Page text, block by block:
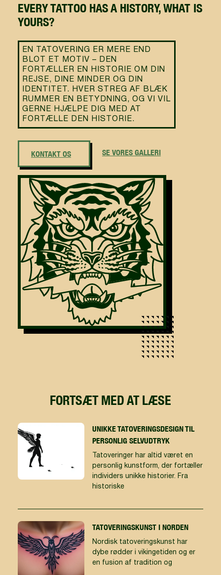
EVERY TATTOO HAS A HISTORY, WHAT IS
YOURS?
EN TATOVERING ER MERE END
BLOT ET MOTIV – DEN
FORTÆLLER EN HISTORIE OM DIN
REJSE, DINE MINDER OG DIN
IDENTITET. HVER STREG AF BLÆK
RUMMER EN BETYDNING, OG VI VIL
GERNE HJÆLPE DIG MED AT
FORTÆLLE DEN HISTORIE.
KONTAKT OS SE VORES GALLERI
FORTSÆT MED AT LÆSE
UNIKKE TATOVERINGSDESIGN TIL
PERSONLIG SELVUDTRYK
Tatoveringer har altid været en
personlig kunstform, der fortæller
individers unikke historier. Fra
historiske
TATOVERINGSKUNST I NORDEN
Nordisk tatoveringskunst har
dybe rødder i vikingetiden og er
en fusion af tradition og